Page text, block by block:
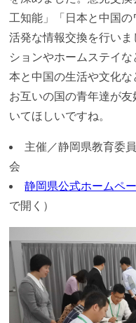
工知能」「日本と中国
活発な情報交換を行い
ションやホームステイ
本と中国の生活や文化な
お互いの国の青年達が
いてほしいですね。
主催／静岡県教育委
会
静岡県公式ホームペ
で開く）